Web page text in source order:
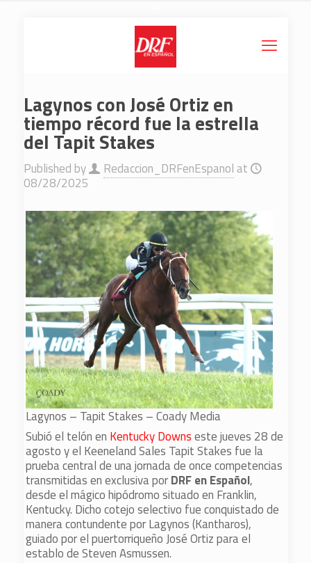
Lagynos con José Ortiz en
tiempo récord fue la estrella
del Tapit Stakes
Published by Redaccion_DRFenEspanol at
08/28/2025
Lagynos – Tapit Stakes – Coady Media
Subió el telón en Kentucky Downseste jueves 28 de
agosto y el Keeneland Sales Tapit Stakes fue la
prueba central de una jornada de once competencias
transmitidas en exclusiva porDRF en Español,
desde el mágico hipódromo situado en Franklin,
Kentucky. Dicho cotejo selectivo fue conquistado de
manera contundente por Lagynos (Kantharos),
guiado por el puertorriqueño José Ortiz para el
establo de Steven Asmussen.